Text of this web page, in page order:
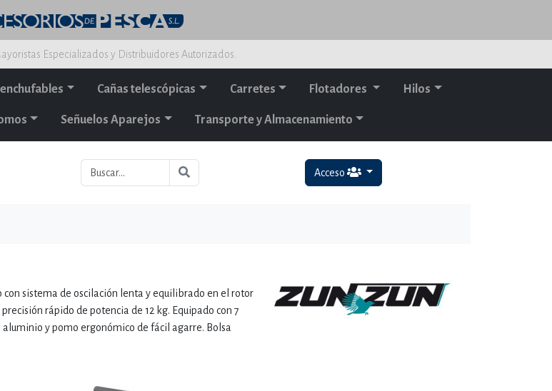
Especializados y Distribuidores Autorizados.
Cañas telescópicas Carretes Flotadores Hilos
Señuelos Aparejos Transporte y Almacenamiento
Acceso
sistema de oscilación lenta y equilibrado en el rotor
rápido de potencia de 12 kg. Equipado con 7
y pomo ergonómico de fácil agarre. Bolsa